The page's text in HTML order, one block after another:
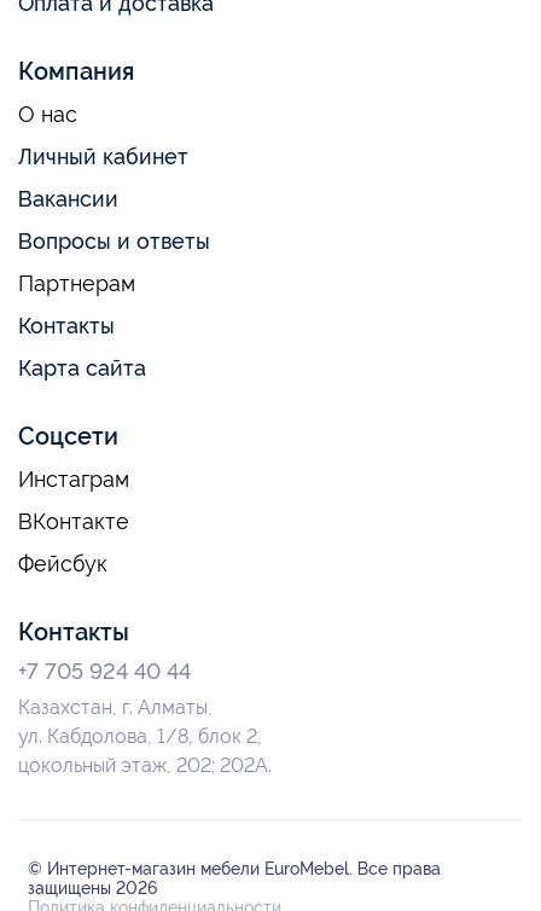
Компания
О нас
Личный кабинет
Вакансии
Вопросы и ответы
Партнерам
Контакты
Карта сайта
Соцсети
Инстаграм
ВКонтакте
Фейсбук
Контакты
+7 705 924 40 44
Казахстан, г. Алматы,
ул. Кабдолова, 1/8, блок 2,
цокольный этаж, 202; 202А.
© Интернет-магазин мебели EuroMebel. Все права
защищены 2026
Политика конфиденциальности